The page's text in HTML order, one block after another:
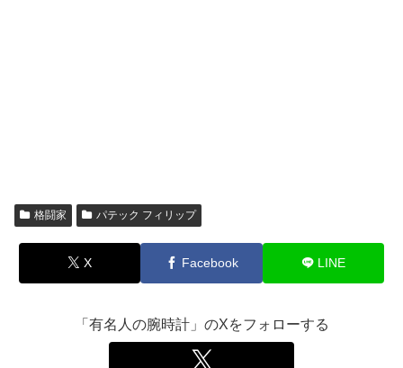
格闘家 パテック フィリップ
X Facebook LINE
「有名人の腕時計」のXをフォローする